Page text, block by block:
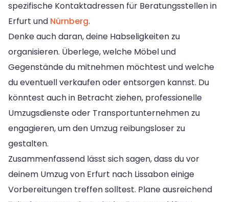
spezifische Kontaktadressen für Beratungsstellen in
Erfurt und Nürnberg.
Denke auch daran, deine Habseligkeiten zu
organisieren. Überlege, welche Möbel und
Gegenstände du mitnehmen möchtest und welche
du eventuell verkaufen oder entsorgen kannst. Du
könntest auch in Betracht ziehen, professionelle
Umzugsdienste oder Transportunternehmen zu
engagieren, um den Umzug reibungsloser zu
gestalten.
Zusammenfassend lässt sich sagen, dass du vor
deinem Umzug von Erfurt nach Lissabon einige
Vorbereitungen treffen solltest. Plane ausreichend